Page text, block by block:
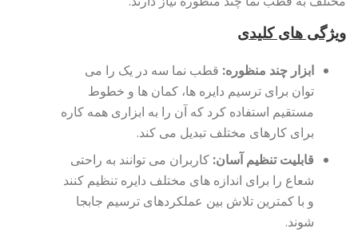
ویژگی های کلیدی
ابزار چند منظوره: قطب نما سه در یک را می
توان برای ترسیم دایره ها، کمان ها و خطوط
مستقیم استفاده کرد که آن را به ابزاری همه کاره
برای کارهای مختلف تبدیل می کند.
قابلیت تنظیم آسان: کاربران می توانند به راحتی
شعاع را برای اندازه های مختلف دایره تنظیم کنند
و با کمترین تلاش بین عملکردهای ترسیم جابجا
شوند.